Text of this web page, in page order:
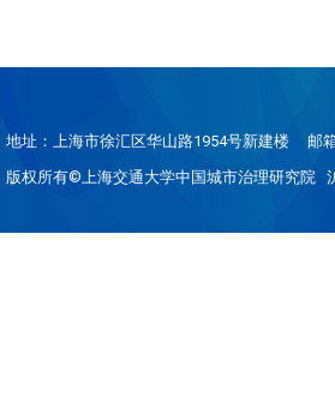
地址：上海市徐汇区华山路1954号新建楼 邮
版权所有©上海交通大学中国城市治理研究院